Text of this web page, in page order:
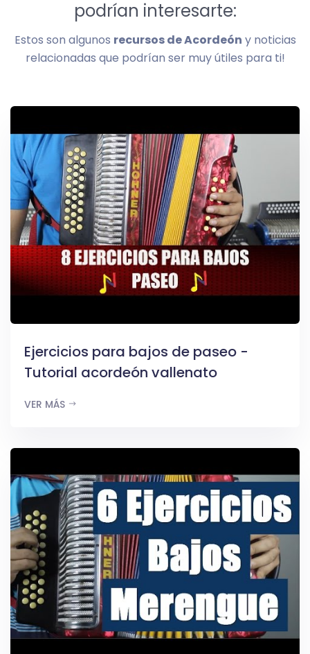
podrían interesarte:
Estos son algunos recursos de Acordeón y noticias
relacionadas que podrían ser muy útiles para ti!
Ejercicios para bajos de paseo -
Tutorial acordeón vallenato
VER MÁS